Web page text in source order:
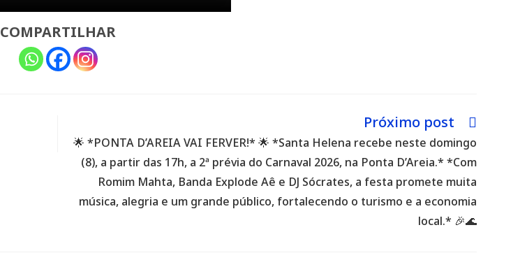
COMPARTILHAR
Próximo post
🌟 *PONTA D’AREIA VAI FERVER!* 🌟 *Santa Helena recebe neste domingo
(8), a partir das 17h, a 2ª prévia do Carnaval 2026, na Ponta D’Areia.* *Com
Romim Mahta, Banda Explode Aê e DJ Sócrates, a festa promete muita
música, alegria e um grande público, fortalecendo o turismo e a economia
local.* 🎉🌊